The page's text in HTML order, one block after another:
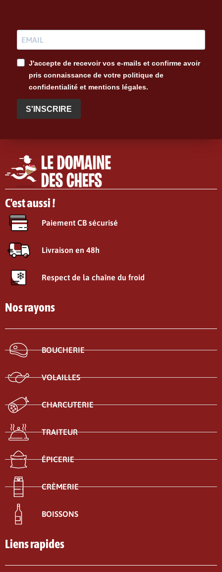
J'accepte de recevoir vos e-mails et confirme avoir
pris connaissance de votre politique de
confidentialité et mentions légales.
S'INSCRIRE
C'est aussi !
Paiement CB sécurisé
Livraison en 48h
Respect de la chaîne du froid
Nos rayons
BOUCHERIE
VOLAILLES
CHARCUTERIE
TRAITEUR
ÉPICERIE
CRÈMERIE
BOISSONS
Liens rapides